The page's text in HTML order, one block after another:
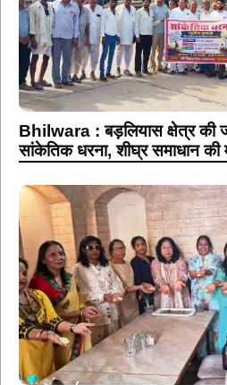
Bhilwara : बड़लियास क्षेत्र
सांकेतिक धरना, शीघ्र समाधान की